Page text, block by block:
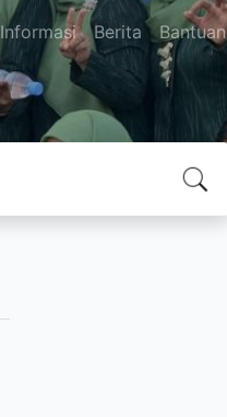
Informasi Berita Bantuan